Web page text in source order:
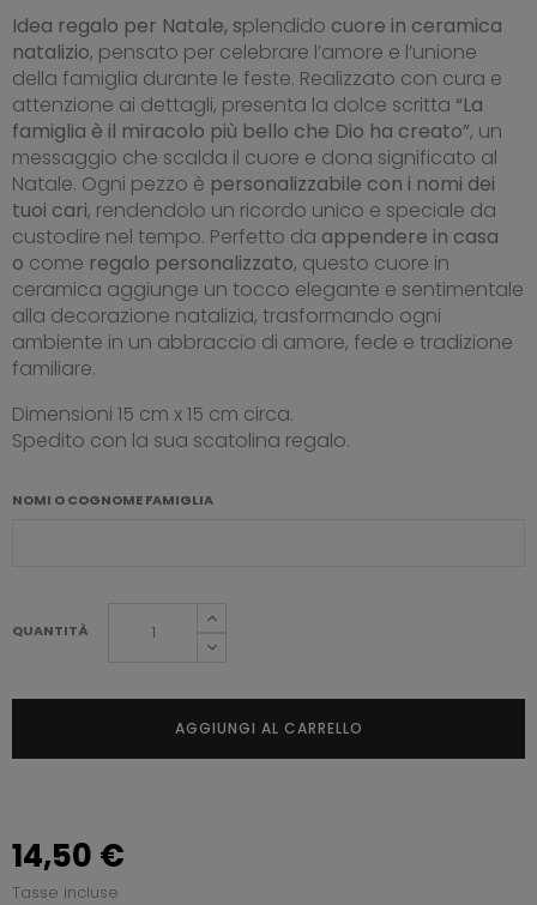
Idea regalo per Natale, splendido cuore in ceramica
natalizio, pensato per celebrare l’amore e l’unione
della famiglia durante le feste. Realizzato con cura e
attenzione ai dettagli, presenta la dolce scritta “La
famiglia è il miracolo più bello che Dio ha creato”, un
messaggio che scalda il cuore e dona significato al
Natale. Ogni pezzo è personalizzabile con i nomi dei
tuoi cari, rendendolo un ricordo unico e speciale da
custodire nel tempo. Perfetto da appendere in casa
o come regalo personalizzato, questo cuore in
ceramica aggiunge un tocco elegante e sentimentale
alla decorazione natalizia, trasformando ogni
ambiente in un abbraccio di amore, fede e tradizione
familiare.
Dimensioni 15 cm x 15 cm circa.
Spedito con la sua scatolina regalo.
NOMI O COGNOME FAMIGLIA
QUANTITÀ
AGGIUNGI AL CARRELLO
14,50 €
Tasse incluse